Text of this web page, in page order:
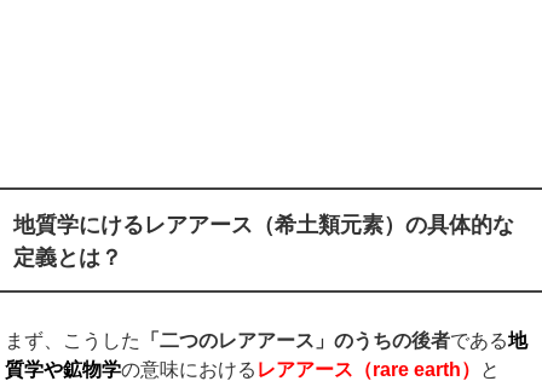
地質学にけるレアアース（希土類元素）の具体的な
定義とは？
まず、こうした 「二つのレアアース」のうちの後者である地
質学や鉱物学の意味における レアアース（rare earth） と